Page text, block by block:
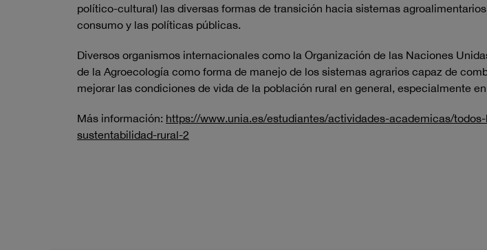
político-cultural) las diversas formas de transición hacia sistemas
consumo y las políticas públicas.
Diversos organismos internacionales como la Organización de las Naciones
de la Agroecología como forma de manejo de los sistemas agrarios capaz de
mejorar las condiciones de vida de la población rural en general, especialmente
Más información: https://www.unia.es/estudiantes/actividades-academicas/
sustentabilidad-rural-2